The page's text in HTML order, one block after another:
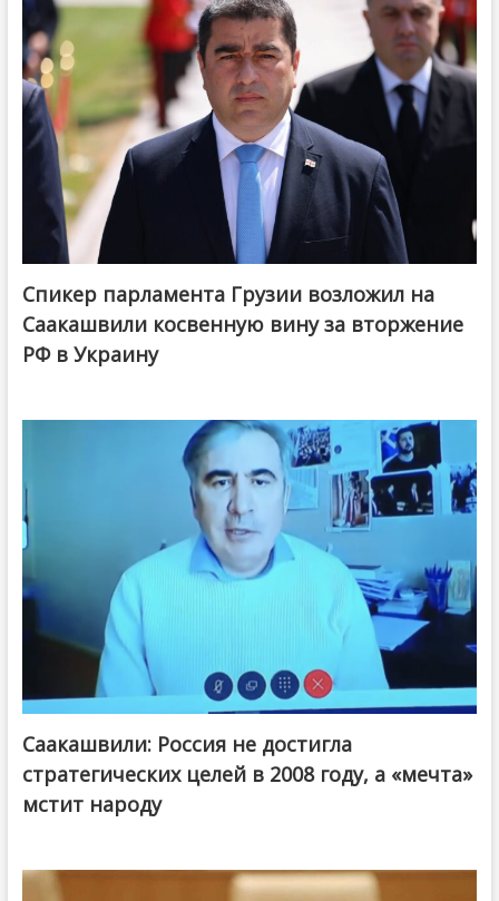
Спикер парламента Грузии возложил на
Саакашвили косвенную вину за вторжение
РФ в Украину
Саакашвили: Россия не достигла
стратегических целей в 2008 году, а «мечта»
мстит народу